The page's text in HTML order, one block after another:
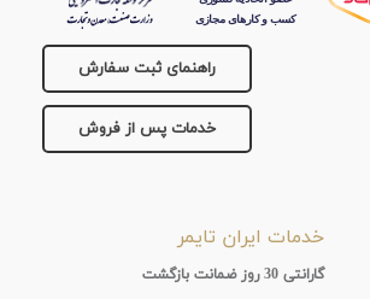
راهنمای ثبت سفارش
خدمات پس از فروش
خدمات ایران تایمر
گارانتی 30 روز ضمانت بازگشت